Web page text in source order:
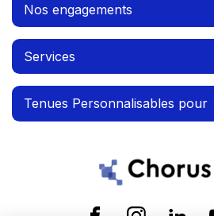
Nos engagements
Services
Tenues Personnalisables pour